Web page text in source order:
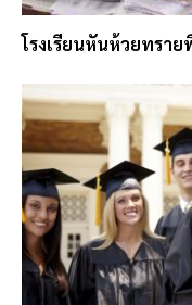
โรงเรียนหันห้วยทรา